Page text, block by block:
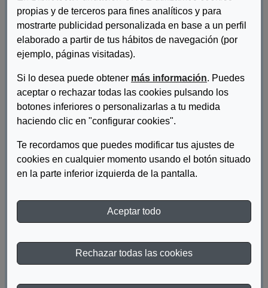
propias y de terceros para fines analíticos y para
mostrarte publicidad personalizada en base a un perfil
elaborado a partir de tus hábitos de navegación (por
ejemplo, páginas visitadas).
Si lo desea puede obtener más información. Puedes
aceptar o rechazar todas las cookies pulsando los
botones inferiores o personalizarlas a tu medida
haciendo clic en "configurar cookies".
Te recordamos que puedes modificar tus ajustes de
cookies en cualquier momento usando el botón situado
en la parte inferior izquierda de la pantalla.
Aceptar todo
Rechazar todas las cookies
Descripcion:
Esta Guía pretende ofrecer un poco de luz en cuanto a la forma
de llevar a cabo los testamentos y legados procurando que sea
del modo más seguro y satis- factorio para todos los
interesados, siendo, en este punto, relevante la labor y
cooperación de los Notarios, los cuales, a través de su
actuación, prestan asesoramiento, realizan un control de
intervención seguridad y tranquilidad a todos los interesados.